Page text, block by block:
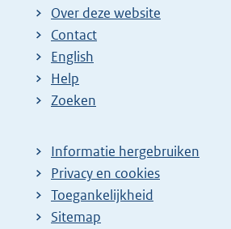
Over deze website
Contact
English
Help
Zoeken
Informatie hergebruiken
Privacy en cookies
Toegankelijkheid
Sitemap